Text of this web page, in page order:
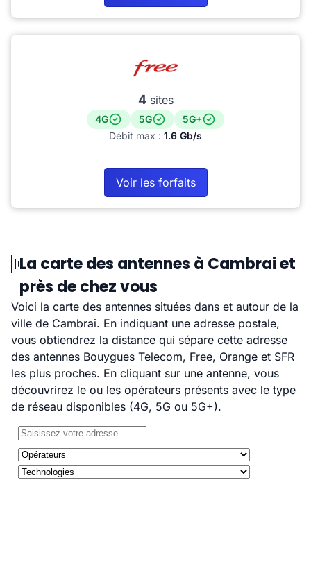
4sites
4G 5G
5G+
Débit max : 1.6 Gb/s
Voir les forfaits
La carte des antennes à Cambrai et
près de chez vous
Voici la carte des antennes situées dans et autour de la
ville de Cambrai. En indiquant une adresse postale,
vous obtiendrez la distance qui sépare cette adresse
des antennes Bouygues Telecom, Free, Orange et SFR
les plus proches. En cliquant sur une antenne, vous
découvrirez le ou les opérateurs présents avec le type
de réseau disponibles (4G, 5G ou 5G+).